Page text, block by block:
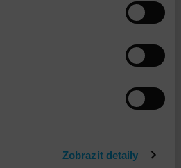
Zobrazit detaily
DETAIL